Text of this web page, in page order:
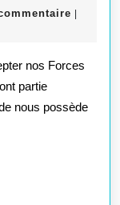
et
:
|
nos Forces
partie
nous possède